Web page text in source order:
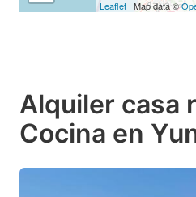
Leaflet | Map data ©
Alquiler casa
Cocina en